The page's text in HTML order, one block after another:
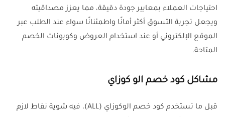
احتياجات العملاء بمعايير جودة دقيقة، مما يعزز مصداقيته
ويجعل تجربة التسوق أكثر أمانًا واطمئنانًا سواء عند الطلب عبر
الموقع الإلكتروني أو عند استخدام العروض وكوبونات الخصم
المتاحة.
مشاكل كود خصم الو كوزاي
قبل ما تستخدم كود خصم الوكوزاي (ALL)، فيه شوية نقاط لازم